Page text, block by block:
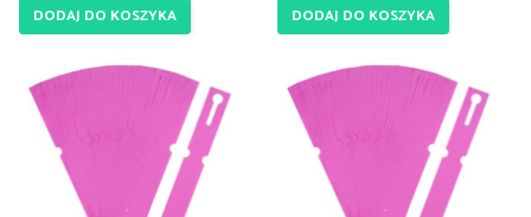
DODAJ DO KOSZYKA DODAJ DO KOSZYKA